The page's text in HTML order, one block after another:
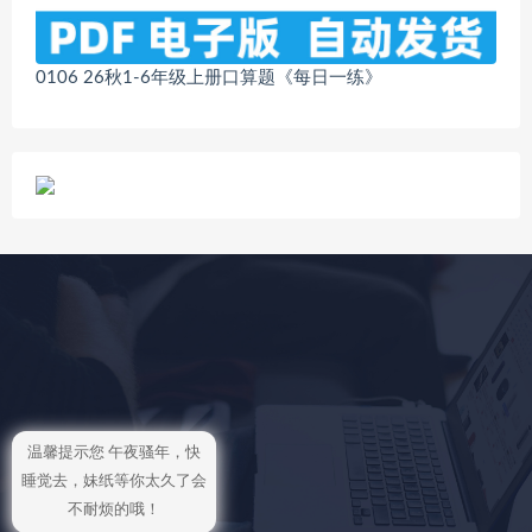
0106 26秋1-6年级上册口算题《每日一练》
温馨提示您 午夜骚年，快
睡觉去，妹纸等你太久了会
不耐烦的哦！